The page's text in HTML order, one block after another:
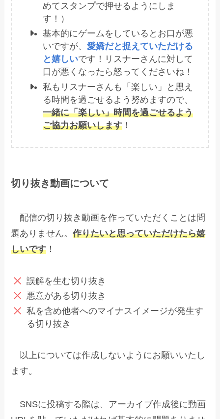
めてスタンプで押せるようにしま
す！）
基本的にゲームをしているとお口が悪
いですが、愛嬌だと捉えていただける
と嬉しいです！リスナーさんに対して
口が悪くなったら怒ってくださいね！
私もリスナーさんも「楽しい」と思え
る時間を過ごせるよう努めますので、
一緒に「楽しい」時間を過ごせるよう
ご協力お願いします ！
切り抜き動画について
配信の切り抜き動画を作っていただくことは問
題ありません。作りたいと思っていただけたら嬉
しいです ！
誤解を生む切り抜き
悪意がある切り抜き
私を含め他者へのマイナスイメージが発生す
る切り抜き
以上については作成しないようにお願いいたし
ます。
SNSに投稿する際は、アーカイブ作成後に動画